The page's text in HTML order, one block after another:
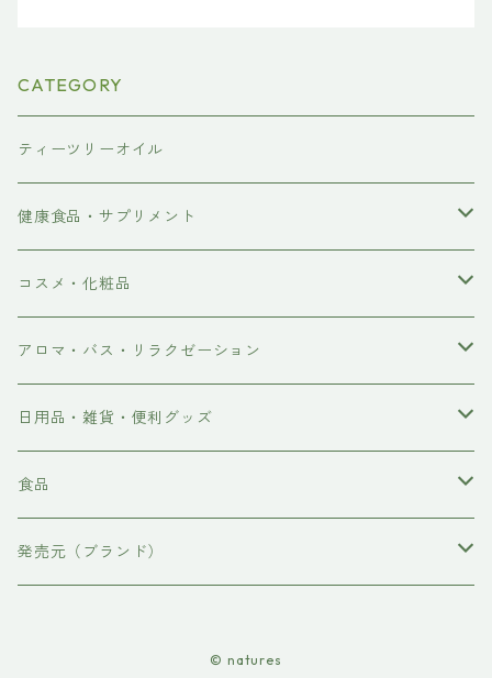
CATEGORY
ティーツリーオイル
健康食品・サプリメント
ダイエット
食物繊維
健康維持
ミネラル
コスメ・化粧品
スキンケア・ボディケア
ルームスプレー
シャンプー＆コンディショナー
アロマ・バス・リラクゼーション
入浴剤
エッセンシャルオイル 精油
日用品・雑貨・便利グッズ
爪楊枝
歯磨き粉
食品
お茶・ハーブティー
発売元（ブランド）
© natures